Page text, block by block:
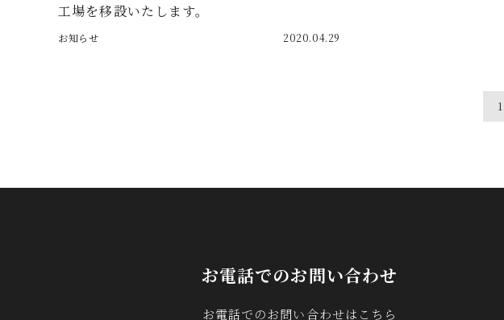
工場を移設いたします。
お知らせ 2020.04.29
1
お電話でのお問い合わせ
お電話でのお問い合わせはこちら